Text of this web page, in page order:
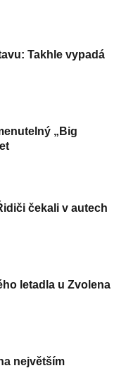
Takhle vypadá
„Big
čekali v autech
letadla u Zvolena
největším